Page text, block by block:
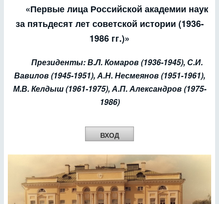
«Первые лица Российской академии наук
за пятьдесят лет советской истории (1936-
1986 гг.)»
Президенты: В.Л. Комаров (1936-1945), С.И.
Вавилов (1945-1951), А.Н. Несмеянов (1951-1961),
М.В. Келдыш (1961-1975), А.П. Александров (1975-
1986)